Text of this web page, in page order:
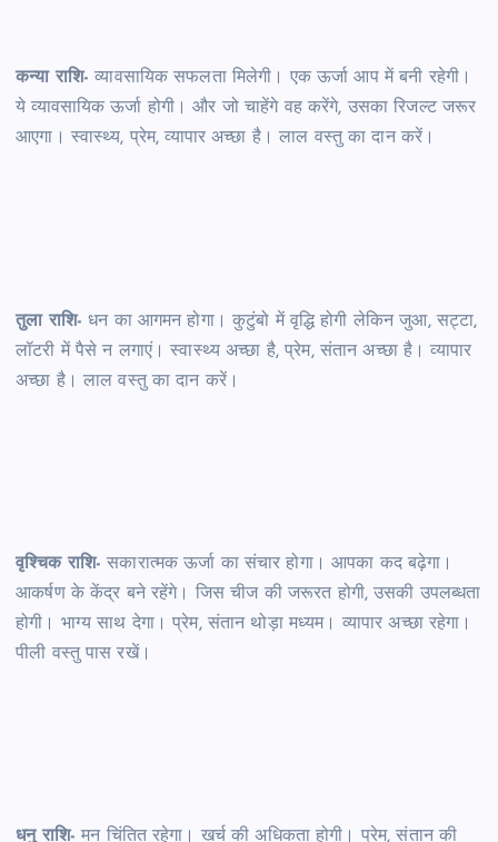
कन्या राशि- व्यावसायिक सफलता मिलेगी। एक ऊर्जा आप में बनी रहेगी।
ये व्यावसायिक ऊर्जा होगी। और जो चाहेंगे वह करेंगे, उसका रिजल्ट जरूर
आएगा। स्वास्थ्य, प्रेम, व्यापार अच्छा है। लाल वस्तु का दान करें।
तुला राशि- धन का आगमन होगा। कुटुंबो में वृद्धि होगी लेकिन जुआ, सट्टा,
लॉटरी में पैसे न लगाएं। स्वास्थ्य अच्छा है, प्रेम, संतान अच्छा है। व्यापार
अच्छा है। लाल वस्तु का दान करें।
वृश्चिक राशि- सकारात्मक ऊर्जा का संचार होगा। आपका कद बढ़ेगा।
आकर्षण के केंद्र बने रहेंगे। जिस चीज की जरूरत होगी, उसकी उपलब्धता
होगी। भाग्य साथ देगा। प्रेम, संतान थोड़ा मध्यम। व्यापार अच्छा रहेगा।
पीली वस्तु पास रखें।
धनु राशि- मन चिंतित रहेगा। खर्च की अधिकता होगी। प्रेम, संतान की